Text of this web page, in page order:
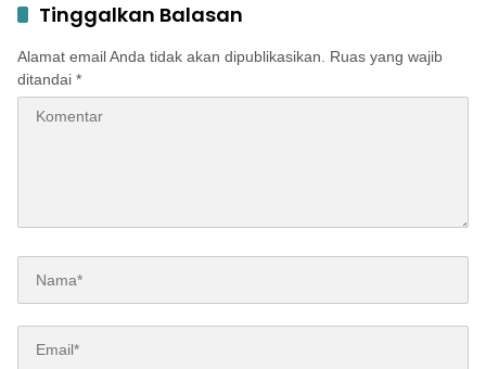
Tinggalkan Balasan
Alamat email Anda tidak akan dipublikasikan.
Ruas yang wajib
ditandai *